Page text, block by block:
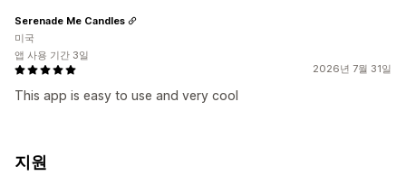
2026년 7월 31일
This app is easy to use and very cool
Serenade Me Candles
미국
앱 사용 기간 3일
지원